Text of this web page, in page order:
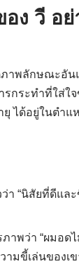
ง วี อย่
ดภาพลักษณะอั
กระทำที่ใส่ใจ
ได้อยู่ในตำแ
า “นิสัยที่ดีแล
าพว่า “ผมอด
มขี้เล่นของเข